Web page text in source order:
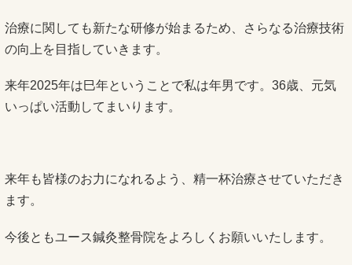
治療に関しても新たな研修が始まるため、さらなる治療技術
の向上を目指していきます。
来年2025年は巳年ということで私は年男です。36歳、元気
いっぱい活動してまいります。
来年も皆様のお力になれるよう、精一杯治療させていただき
ます。
今後ともユース鍼灸整骨院をよろしくお願いいたします。